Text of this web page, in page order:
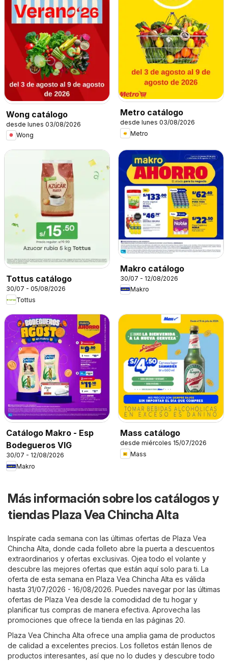
Wong catálogo
desde lunes 03/08/2026
Wong
Metro catálogo
desde lunes 03/08/2026
Metro
Tottus catálogo
30/07 - 05/08/2026
Tottus
Makro catálogo
30/07 - 12/08/2026
Makro
Catálogo Makro - Esp
Bodegueros VIG
30/07 - 12/08/2026
Makro
Mass catálogo
desde miércoles 15/07/2026
Mass
Más información sobre los catálogos y
tiendas Plaza Vea Chincha Alta
Inspírate cada semana con las últimas ofertas de Plaza Vea
Chincha Alta, donde cada folleto abre la puerta a descuentos
extraordinarios y ofertas exclusivas. Ojea todo el volante y
descubre las mejores ofertas que están aquí solo para ti. La
oferta de esta semana en Plaza Vea Chincha Alta es válida
hasta 31/07/2026 - 16/08/2026. Puedes navegar por las últimas
ofertas de Plaza Vea desde la comodidad de tu hogar y
planificar tus compras de manera efectiva. Aprovecha las
promociones que ofrece la tienda en las páginas 20.
Plaza Vea Chincha Alta ofrece una amplia gama de productos
de calidad a excelentes precios. Los folletos están llenos de
productos interesantes, así que no lo dudes y descubre todo